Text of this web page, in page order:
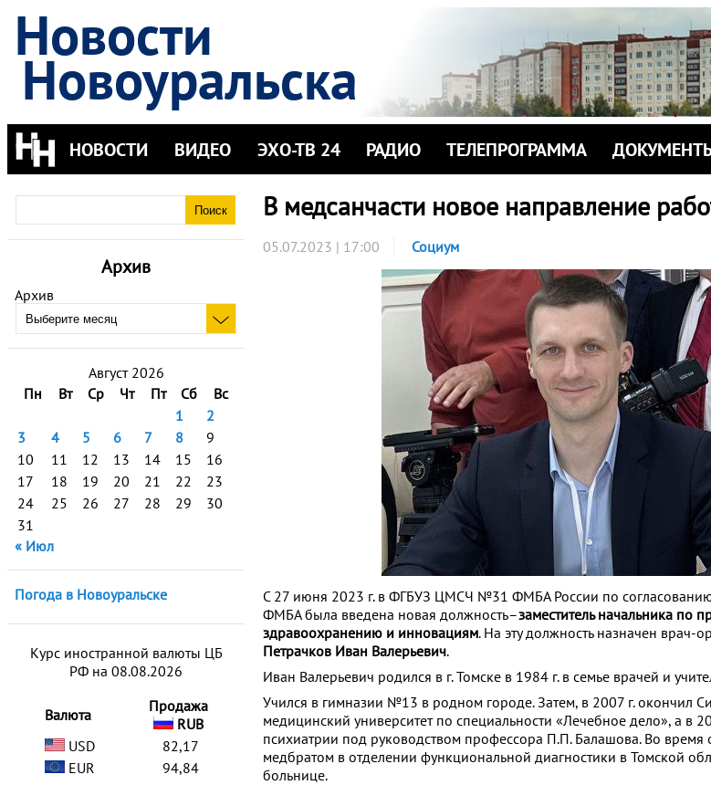
Новости
Новоуральска
НОВОСТИ ВИДЕО ЭХО-ТВ 24 РАДИО ТЕЛЕПРОГРАММА
Архив
Архив
Август 2026
Пн
Вт Ср Чт Пт Сб
Вс
1
2
3
4 5 6 7 8
9
10
11 12 13 14 15
16
17
18 19 20 21 22
23
24
25 26 27 28 29
30
31
« Июл
Погода в Новоуральске
Курс иностранной валюты ЦБ
РФ на 08.08.2026
Валюта
Продажа
RUB
USD
82,17
EUR
94,84
В медсанчасти новое направление
05.07.2023 | 17:00 Социум
С 27 июня 2023 г. в ФГБУЗ ЦМСЧ №31 ФМБА России по
ФМБА была введена новая должность–заместитель начальника по
здравоохранению и инновациям. На эту должность назначен врач-
Петрачков Иван Валерьевич.
Иван Валерьевич родился в г. Томске в 1984 г. в семье врачей и
Учился в гимназии №13 в родном городе. Затем, в 2007 г. окончил
медицинский университет по специальности «Лечебное дело», а в
психиатрии под руководством профессора П.П. Балашова. Во время
медбратом в отделении функциональной диагностики в Томской
больнице.